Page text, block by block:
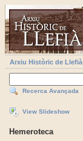
Arxiu Històric de Llefià
Recerca Avançada
View Slideshow
Hemeroteca